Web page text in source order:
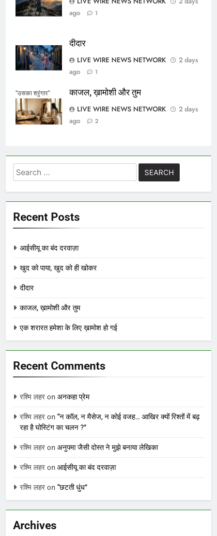
ago
1
दीदार
LIVE WIRE NEWS NETWORK
2 days
ago
1
"उसका श्रृंगार"
काजल, ख़ामोशी और तुम
LIVE WIRE NEWS NETWORK
2 days
ago
2
Search
for:
Recent Posts
आईसीयू का बंद दरवाज़ा
खुद को पाया, खुद को ही खोकर
दीदार
काजल, ख़ामोशी और तुम
एक शरारत हमेशा के लिए ख़ामोश हो गई
Recent Comments
रश्मि लहर on अनकहा प्रेम
रश्मि लहर on “न कॉल, न मैसेज, न कोई वजह… आखिर क्यों रिश्तों में बढ़
रहा है घोस्टिंग का चलन ?”
रश्मि लहर on अनुपमा जैसी दोस्त ने मुझे बनाया लेखिका
रश्मि लहर on आईसीयू का बंद दरवाज़ा
रश्मि लहर on “छटती धुंध”
Archives